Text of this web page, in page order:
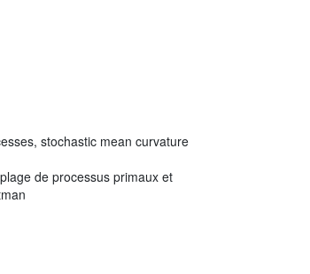
stochastic mean curvature
de processus primaux et